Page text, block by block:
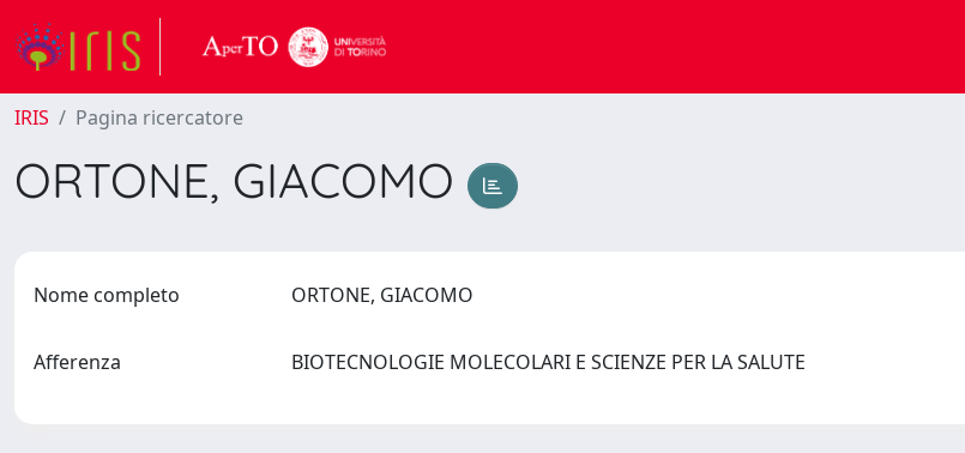
IRIS Pagina ricercatore
ORTONE, GIACOMO
Nome completo ORTONE, GIACOMO
Afferenza BIOTECNOLOGIE MOLECOLARI E SCIENZE PER LA SALUTE